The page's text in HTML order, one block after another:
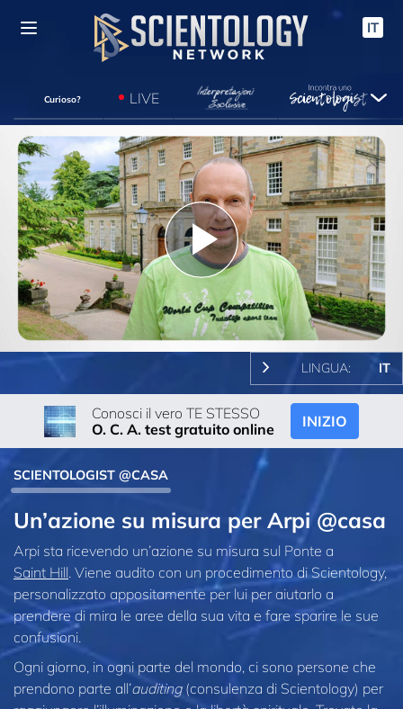
IT
Curioso? LIVE
Play
Video
LINGUA: IT
Conosci il vero TE STESSO
O. C. A. test gratuito online
INIZIO
SCIENTOLOGIST @CASA
Un’azione su misura per Arpi @casa
Arpi sta ricevendo un’azione su misura sul Ponte a
Saint Hill . Viene audito con un procedimento di Scientology,
personalizzato appositamente per lui per aiutarlo a
prendere di mira le aree della sua vita e fare sparire le sue
confusioni.
Ogni giorno, in ogni parte del mondo, ci sono persone che
prendono parte all’auditing(consulenza di Scientology) per